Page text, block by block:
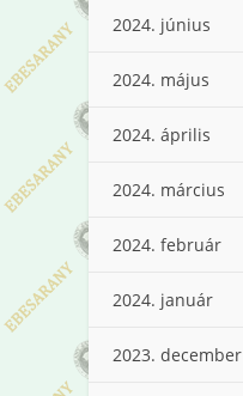
2024. június
2024. május
2024. április
2024. március
2024. február
2024. január
2023. december